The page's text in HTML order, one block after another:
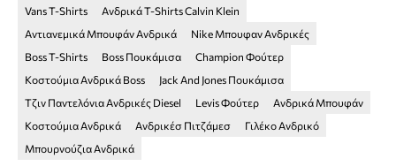
Vans T-Shirts
Ανδρικά T-Shirts Calvin Klein
Αντιανεμικά Μπουφάν Ανδρικά
Nike Μπουφαν Ανδρικές
Boss T-Shirts
Boss Πουκάμισα
Champion Φούτερ
Κοστούμια Ανδρικά Boss
Jack And Jones Πουκάμισα
Τζιν Παντελόνια Ανδρικές Diesel
Levis Φούτερ
Ανδρικά Μπουφάν
Κοστούμια Ανδρικά
Ανδρικέσ Πιτζάμεσ
Γιλέκο Ανδρικό
Μπουρνούζια Ανδρικά